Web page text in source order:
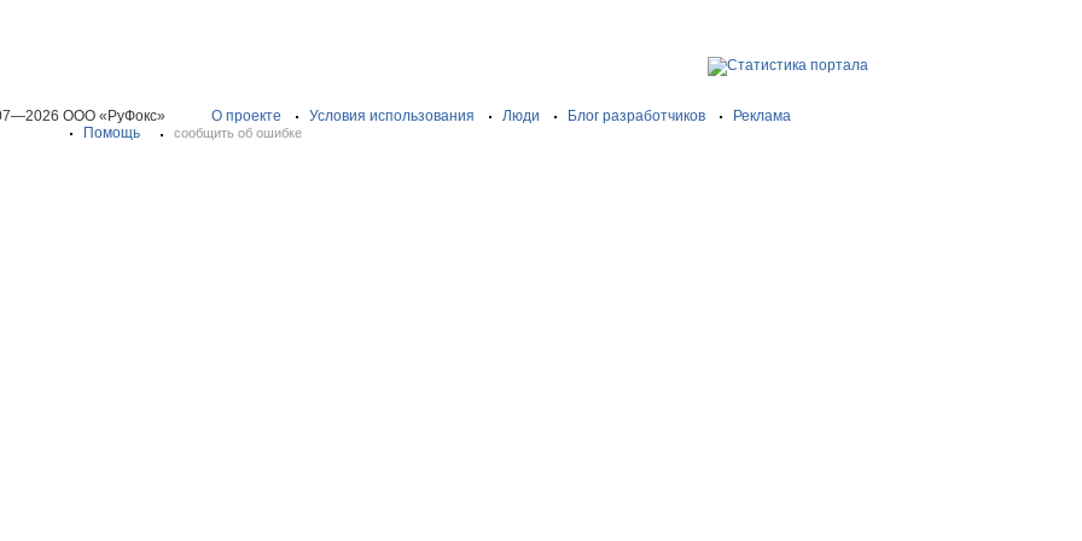
ООО «РуФокс» О проекте Условия использования Люди Блог разработчиков
Реклама
Помощь
сообщить об ошибке